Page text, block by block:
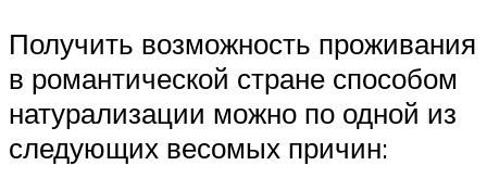
Получить возможность проживания
в романтической стране способом
натурализации можно по одной из
следующих весомых причин: